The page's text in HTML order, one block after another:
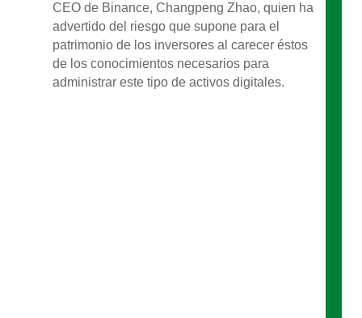
CEO de Binance, Changpeng Zhao, quien ha
advertido del riesgo que supone para el
patrimonio de los inversores al carecer éstos
de los conocimientos necesarios para
administrar este tipo de activos digitales.